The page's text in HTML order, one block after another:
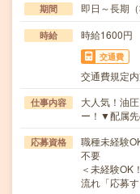
期間 即日～長期
時給 時給1600円
交通費
交通費規定
仕事内容
大人気！油
ー！▼配属
応募資格
職種未経験
不要
＜未経験OK
流れ「応募